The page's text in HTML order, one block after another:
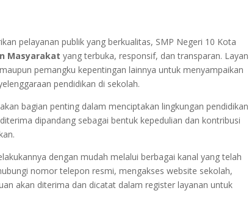
pelayanan publik yang berkualitas, SMP Negeri 10 Kota
Masyarakat yang terbuka, responsif, dan transparan.
pemangku kepentingan lainnya untuk menyampaikan
pendidikan di sekolah.
bagian penting dalam menciptakan lingkungan pendidikan
dipandang sebagai bentuk kepedulian dan kontribusi
dengan mudah melalui berbagai kanal yang telah
nomor telepon resmi, mengakses website sekolah,
akan diterima dan dicatat dalam register layanan untuk